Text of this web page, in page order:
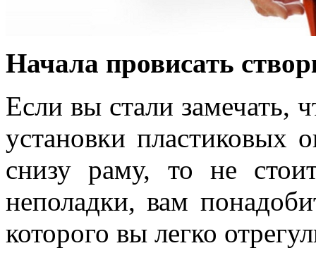
Начала провисать
Если вы стали замечать,
установки пластиковых
снизу раму, то не
неполадки, вам
которого вы легко